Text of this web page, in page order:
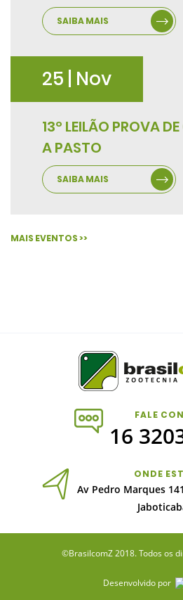
SAIBA MAIS
25 | Nov
13º LEILÃO PROVA
A PASTO
SAIBA MAIS
MAIS EVENTOS >>
FALE
16
ONDE
Av Pedro Marques
©BrasilcomZ 2018. Todos os
Desenvolvido por